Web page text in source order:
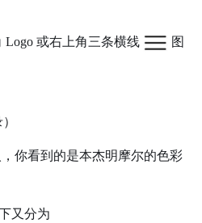
或右上角三条横线
图
你看到的是本杰明摩尔的色彩
又分为